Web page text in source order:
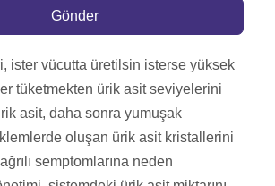
Gönder
ister vücutta üretilsin isterse yüksek
tüketmekten ürik asit seviyelerini
asit, daha sonra yumuşak
oluşan ürik asit kristallerini
semptomlarına neden